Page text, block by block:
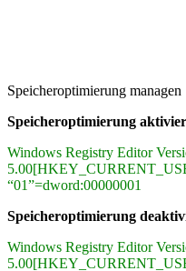
Speicheroptimierung managen
Speicheroptimierung
Windows Registry Editor
“01”=dword:00000001
Speicheroptimierung
Windows Registry Editor